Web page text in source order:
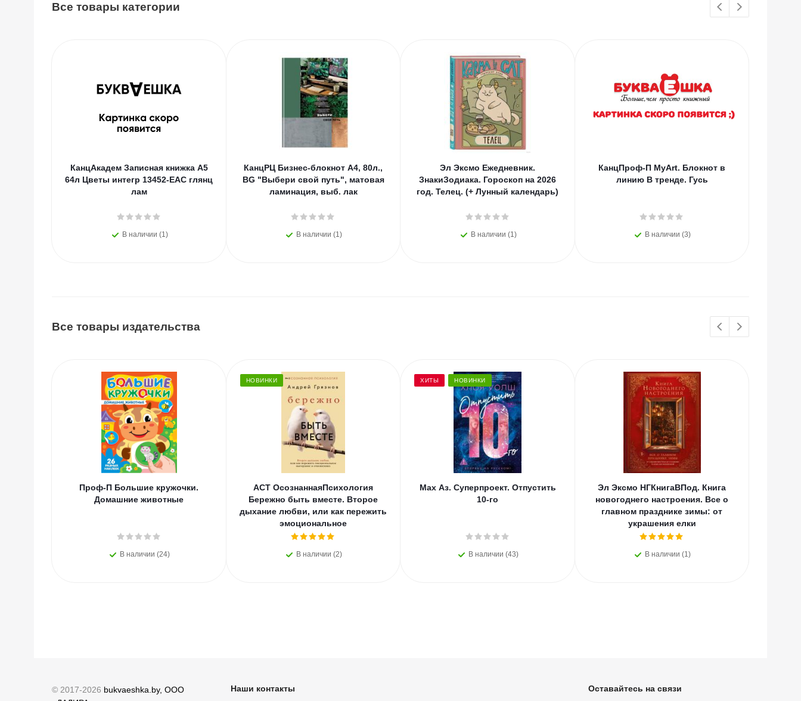
Все товары категории
КанцАкадем Записная книжка А5
64л Цветы интегр 13452-EAC глянц
лам
В наличии (1)
КанцРЦ Бизнес-блокнот А4, 80л.,
BG "Выбери свой путь", матовая
ламинация, выб. лак
В наличии (1)
Эл Эксмо Ежедневник.
ЗнакиЗодиака. Гороскоп на 2026
год. Телец. (+ Лунный календарь)
В наличии (1)
КанцПроф-П MyArt. Блокнот в
линию В тренде. Гусь
В наличии (3)
Все товары издательства
Проф-П Большие кружочки.
Домашние животные
В наличии (24)
НОВИНКИ
АСТ ОсознаннаяПсихология
Бережно быть вместе. Второе
дыхание любви, или как пережить
эмоциональное
В наличии (2)
ХИТЫ НОВИНКИ
Мах Аз. Суперпроект. Отпустить
10-го
В наличии (43)
Эл Эксмо НГКнигаВПод. Книга
новогоднего настроения. Все о
главном празднике зимы: от
украшения елки
В наличии (1)
© 2017-2026 bukvaeshka.by, ООО
Наши контакты Оставайтесь на связи